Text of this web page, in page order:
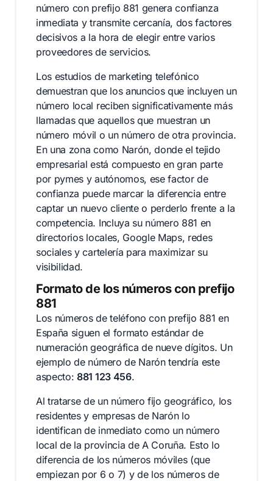
número con prefijo 881 genera confianza
inmediata y transmite cercanía, dos factores
decisivos a la hora de elegir entre varios
proveedores de servicios.
Los estudios de marketing telefónico
demuestran que los anuncios que incluyen un
número local reciben significativamente más
llamadas que aquellos que muestran un
número móvil o un número de otra provincia.
En una zona como Narón, donde el tejido
empresarial está compuesto en gran parte
por pymes y autónomos, ese factor de
confianza puede marcar la diferencia entre
captar un nuevo cliente o perderlo frente a la
competencia. Incluya su número 881 en
directorios locales, Google Maps, redes
sociales y cartelería para maximizar su
visibilidad.
Formato de los números con prefijo
881
Los números de teléfono con prefijo 881 en
España siguen el formato estándar de
numeración geográfica de nueve dígitos. Un
ejemplo de número de Narón tendría este
aspecto:881 123 456.
Al tratarse de un número fijo geográfico, los
residentes y empresas de Narón lo
identifican de inmediato como un número
local de la provincia de A Coruña. Esto lo
diferencia de los números móviles (que
empiezan por 6 o 7) y de los números de